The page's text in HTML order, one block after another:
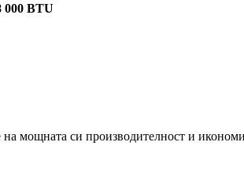
000 BTU
мощната си производителност и